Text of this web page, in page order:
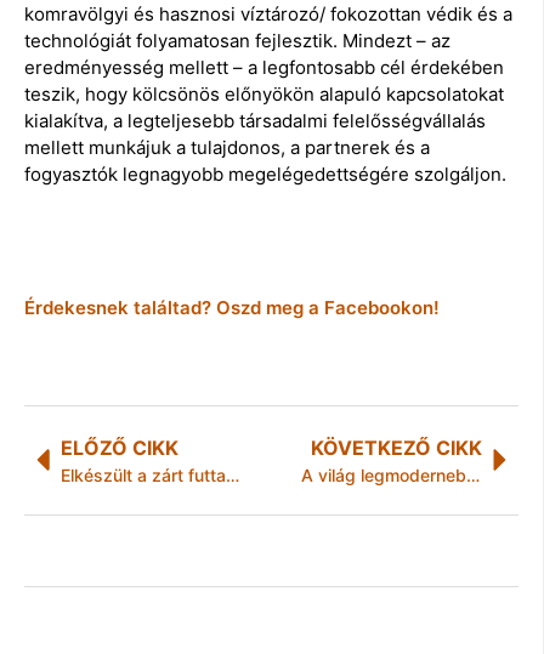
komravölgyi és hasznosi víztározó/ fokozottan védik és a
technológiát folyamatosan fejlesztik. Mindezt – az
eredményesség mellett – a legfontosabb cél érdekében
teszik, hogy kölcsönös előnyökön alapuló kapcsolatokat
kialakítva, a legteljesebb társadalmi felelősségvállalás
mellett munkájuk a tulajdonos, a partnerek és a
fogyasztók legnagyobb megelégedettségére szolgáljon.
Érdekesnek találtad? Oszd meg a Facebookon!
ELŐZŐ CIKK
Elkészült a zárt futtató Tiszaújvárosban
KÖVETKEZŐ CIKK
A világ legmodernebb PET töltősora érkezett Szikszóra